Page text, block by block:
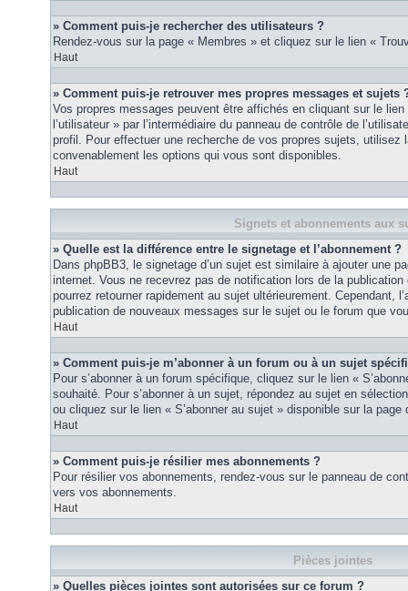
» Comment puis-je rechercher des utilisateurs ?
Rendez-vous sur la page « Membres » et cliquez sur le lien «
Haut
» Comment puis-je retrouver mes propres messages et sujets
Vos propres messages peuvent être affichés en cliquant sur le
l’utilisateur » par l’intermédiaire du panneau de contrôle de
profil. Pour effectuer une recherche de vos propres sujets, utilisez
convenablement les options qui vous sont disponibles.
Haut
Signets et abonnements aux
» Quelle est la différence entre le signetage et l’abonnement ?
Dans phpBB3, le signetage d’un sujet est similaire à ajouter une
internet. Vous ne recevrez pas de notification lors de la publication
pourrez retourner rapidement au sujet ultérieurement. Cependant,
publication de nouveaux messages sur le sujet ou le forum que
Haut
» Comment puis-je m’abonner à un forum ou à un sujet
Pour s’abonner à un forum spécifique, cliquez sur le lien «
souhaité. Pour s’abonner à un sujet, répondez au sujet en
ou cliquez sur le lien « S’abonner au sujet » disponible sur la page
Haut
» Comment puis-je résilier mes abonnements ?
Pour résilier vos abonnements, rendez-vous sur le panneau de
vers vos abonnements.
Haut
Pièces jointes
» Quelles pièces jointes sont autorisées sur ce forum ?